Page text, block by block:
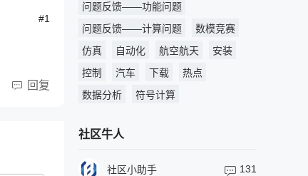
#1
回复
问题反馈——功能问题
问题反馈——计算问题
数模竞赛
仿真
自动化 航空航天
安装
控制
汽车 下载
热点
数据分析
符号计算
社区牛人
社区小助手 131